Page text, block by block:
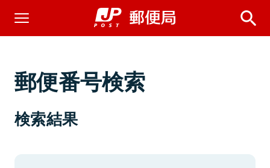
郵便番号検索
検索結果